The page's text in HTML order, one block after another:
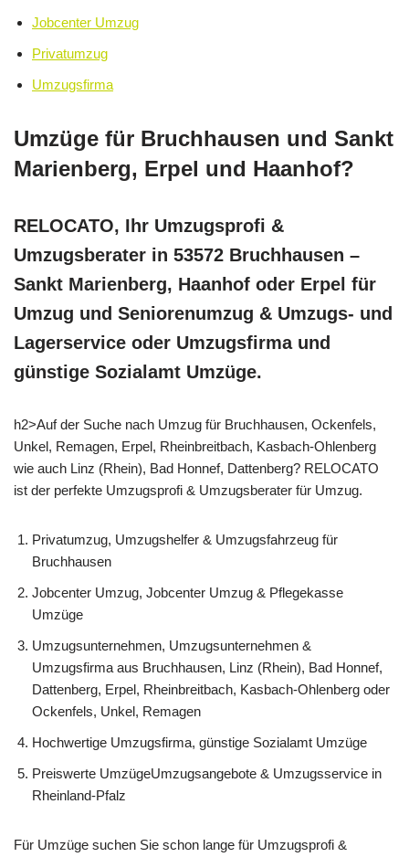
Jobcenter Umzug
Privatumzug
Umzugsfirma
Umzüge für Bruchhausen und Sankt
Marienberg, Erpel und Haanhof?
RELOCATO, Ihr Umzugsprofi &
Umzugsberater in 53572 Bruchhausen –
Sankt Marienberg, Haanhof oder Erpel für
Umzug und Seniorenumzug & Umzugs- und
Lagerservice oder Umzugsfirma und
günstige Sozialamt Umzüge.
h2>Auf der Suche nach Umzug für Bruchhausen, Ockenfels,
Unkel, Remagen, Erpel, Rheinbreitbach, Kasbach-Ohlenberg
wie auch Linz (Rhein), Bad Honnef, Dattenberg? RELOCATO
ist der perfekte Umzugsprofi & Umzugsberater für Umzug.
Privatumzug, Umzugshelfer & Umzugsfahrzeug für
Bruchhausen
Jobcenter Umzug, Jobcenter Umzug & Pflegekasse
Umzüge
Umzugsunternehmen, Umzugsunternehmen &
Umzugsfirma aus Bruchhausen, Linz (Rhein), Bad Honnef,
Dattenberg, Erpel, Rheinbreitbach, Kasbach-Ohlenberg oder
Ockenfels, Unkel, Remagen
Hochwertige Umzugsfirma, günstige Sozialamt Umzüge
Preiswerte UmzügeUmzugsangebote & Umzugsservice in
Rheinland-Pfalz
Für Umzüge suchen Sie schon lange für Umzugsprofi &